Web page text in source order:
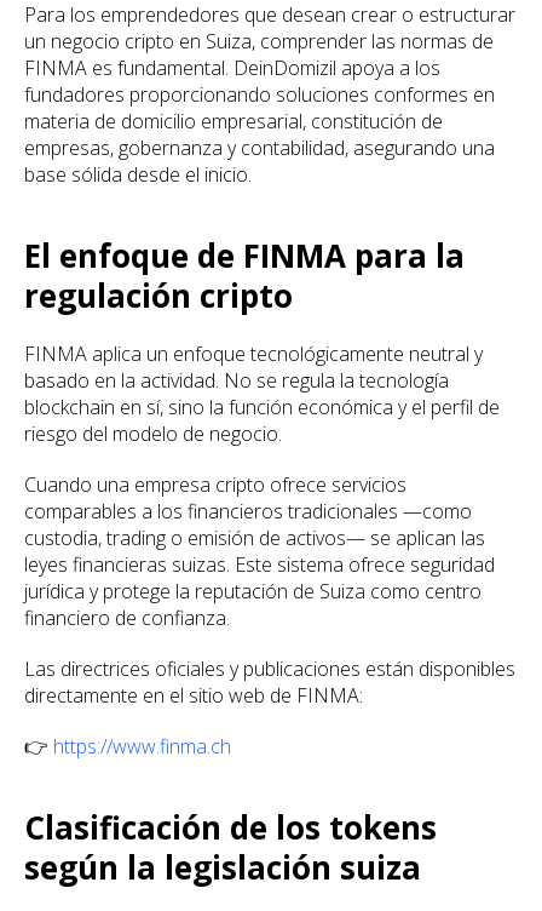
Para los emprendedores que desean crear o estructurar
un negocio cripto en Suiza, comprender las normas de
FINMA es fundamental. DeinDomizil apoya a los
fundadores proporcionando soluciones conformes en
materia de domicilio empresarial, constitución de
empresas, gobernanza y contabilidad, asegurando una
base sólida desde el inicio.
El enfoque de FINMA para la
regulación cripto
FINMA aplica un enfoque tecnológicamente neutral y
basado en la actividad. No se regula la tecnología
blockchain en sí, sino la función económica y el perfil de
riesgo del modelo de negocio.
Cuando una empresa cripto ofrece servicios
comparables a los financieros tradicionales —como
custodia, trading o emisión de activos— se aplican las
leyes financieras suizas. Este sistema ofrece seguridad
jurídica y protege la reputación de Suiza como centro
financiero de confianza.
Las directrices oficiales y publicaciones están disponibles
directamente en el sitio web de FINMA:
👉 https://www.finma.ch
Clasificación de los tokens
según la legislación suiza